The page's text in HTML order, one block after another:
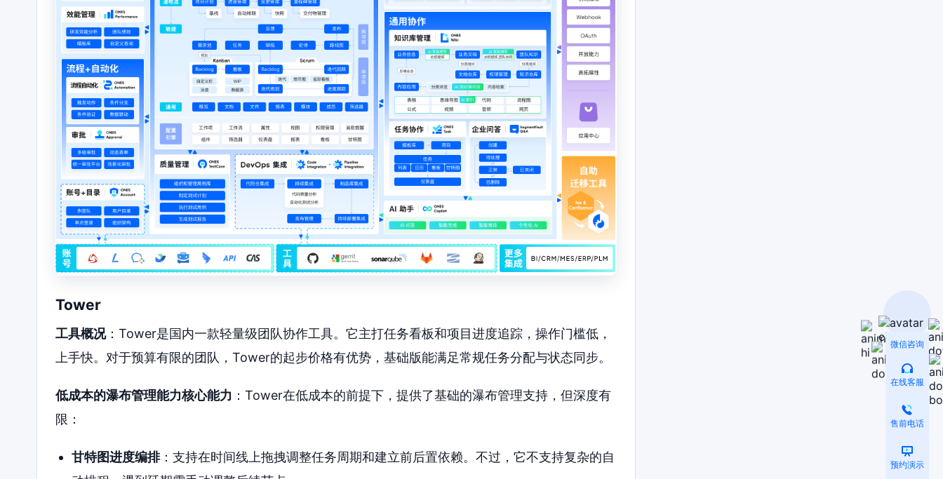
Tower
工具概况：Tower是国内一款轻量级团队协作工具。它主打任务看板和项目进度追踪，操作门槛低，
上手快。对于预算有限的团队，Tower的起步价格有优势，基础版能满足常规任务分配与状态同步。
低成本的瀑布管理能力核心能力 ：Tower在低成本的前提下，提供了基础的瀑布管理支持，但深度有
限：
甘特图进度编排：支持在时间线上拖拽调整任务周期和建立前后置依赖。不过，它不支持复杂的自
微信咨询
在线客服
售前电话
预约演示